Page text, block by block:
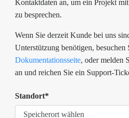
Kontaktdaten an, um ein Projekt
zu besprechen.
Wenn Sie derzeit Kunde bei uns
Unterstützung benötigen, besuchen
Dokumentationsseite, oder melden
an und reichen Sie ein Support-
Standort*